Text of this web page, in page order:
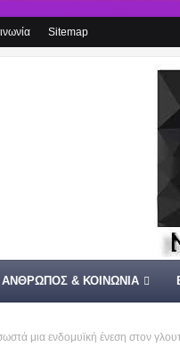
Sitemap
ΑΝΘΡΩΠΟΣ & ΚΟΙΝΩΝΙΑ
μια ενδομυϊκή ένεση στον